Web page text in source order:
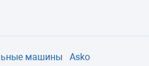
машины Asko